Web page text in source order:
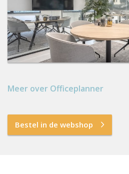
Meer over Officeplanner
Bestel in de webshop